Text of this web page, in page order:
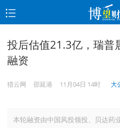
投后估值21.3亿，瑞普
融资
猎云网 邵延港 11月04日 14时 大
本轮融资由中国风投领投、贝达药